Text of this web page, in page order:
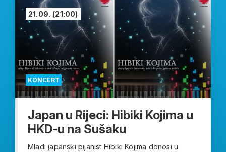
KONCERT
21.09. (21:00)
Japan u Rijeci: Hibiki Kojima u
HKD-u na Sušaku
Mladi japanski pijanist Hibiki Kojima donosi u